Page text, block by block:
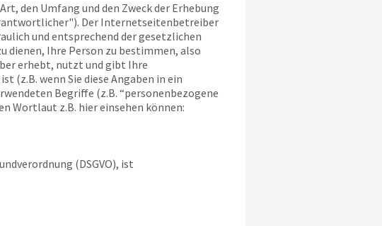
den Umfang und den Zweck der Erhebung
Der Internetseitenbetreiber
und entsprechend der gesetzlichen
dienen, Ihre Person zu bestimmen, also
erhebt, nutzt und gibt Ihre
(z.B. wenn Sie diese Angaben in ein
Begriffe (z.B. “personenbezogene
Wortlaut z.B. hier einsehen können:
(DSGVO), ist